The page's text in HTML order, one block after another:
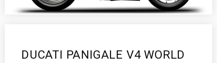
DUCATI PANIGALE V4 WORLD